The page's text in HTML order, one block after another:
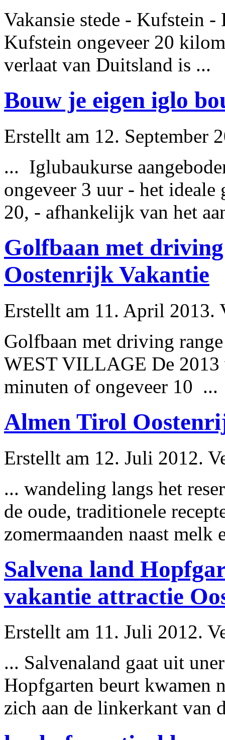
Vakansie stede - Kufstein
Kufstein ongeveer 20
verlaat van Duitsland is ...
Bouw je eigen iglo
Erstellt am 12. September
... Iglubaukurse
ongeveer 3 uur - het
20, - afhankelijk van het
Golfbaan met
Oostenrijk Vakantie
Erstellt am 11. April 2013.
Golfbaan met driving
WEST VILLAGE De 2013
minuten of ongeveer 10 ...
Almen Tirol
Erstellt am 12. Juli 2012.
... wandeling langs het
de oude, traditionele
zomermaanden naast
Salvena land
vakantie attractie
Erstellt am 11. Juli 2012.
... Salvenaland gaat uit
Hopfgarten beurt kwamen
zich aan de linkerkant van